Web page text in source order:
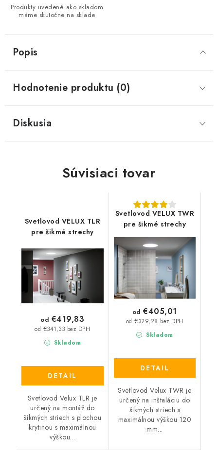
Produkty uvedené ako skladom
máme skutočne na sklade
Popis
Hodnotenie produktu (0)
Diskusia
Súvisiaci tovar
Svetlovod VELUX TLR
pre šikmé strechy
Skladom
od €341,33 bez DPH
od €419,83
DETAIL
Svetlovod Velux TLR je
určený na montáž do
šikmých striech s plochou
krytinou s maximálnou
výškou...
Svetlovod VELUX TWR
pre šikmé strechy
Skladom
od €329,28 bez DPH
od €405,01
DETAIL
Svetlovod Velux TWR je
určený na inštaláciu do
šikmých striech s
maximálnou výškou 120
mm...